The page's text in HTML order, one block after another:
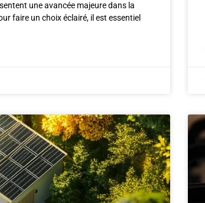
une avancée majeure dans la
faire un choix éclairé, il est essentiel